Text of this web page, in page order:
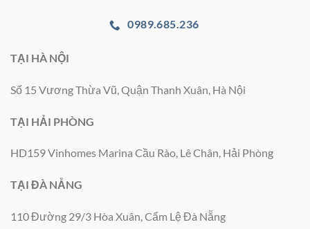
0989.685.236
TẠI HÀ NỘI
Số 15 Vương Thừa Vũ, Quận Thanh Xuân, Hà Nội
TẠI HẢI PHÒNG
HD159 Vinhomes Marina Cầu Rào, Lê Chân, Hải Phòng
TẠI ĐÀ NẴNG
110 Đường 29/3 Hòa Xuân, Cẩm Lệ Đà Nẵng